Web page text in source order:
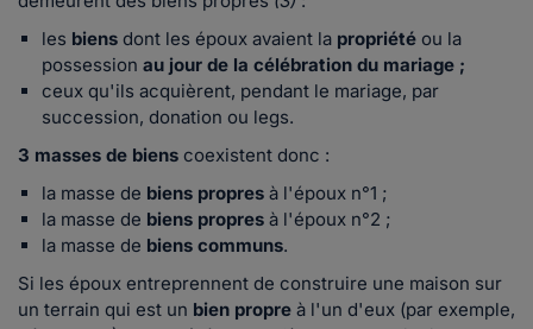
les biens dont les époux avaient la propriété ou la
possession au jour de la célébration du mariage ;
ceux qu'ils acquièrent, pendant le mariage, par
succession, donation ou legs.
3 masses de biens coexistent donc :
la masse de biens propres à l'époux n°1 ;
la masse de biens propres à l'époux n°2 ;
la masse de biens communs.
Si les époux entreprennent de construire une maison sur
un terrain qui est un bien propre à l'un d'eux (par exemple,